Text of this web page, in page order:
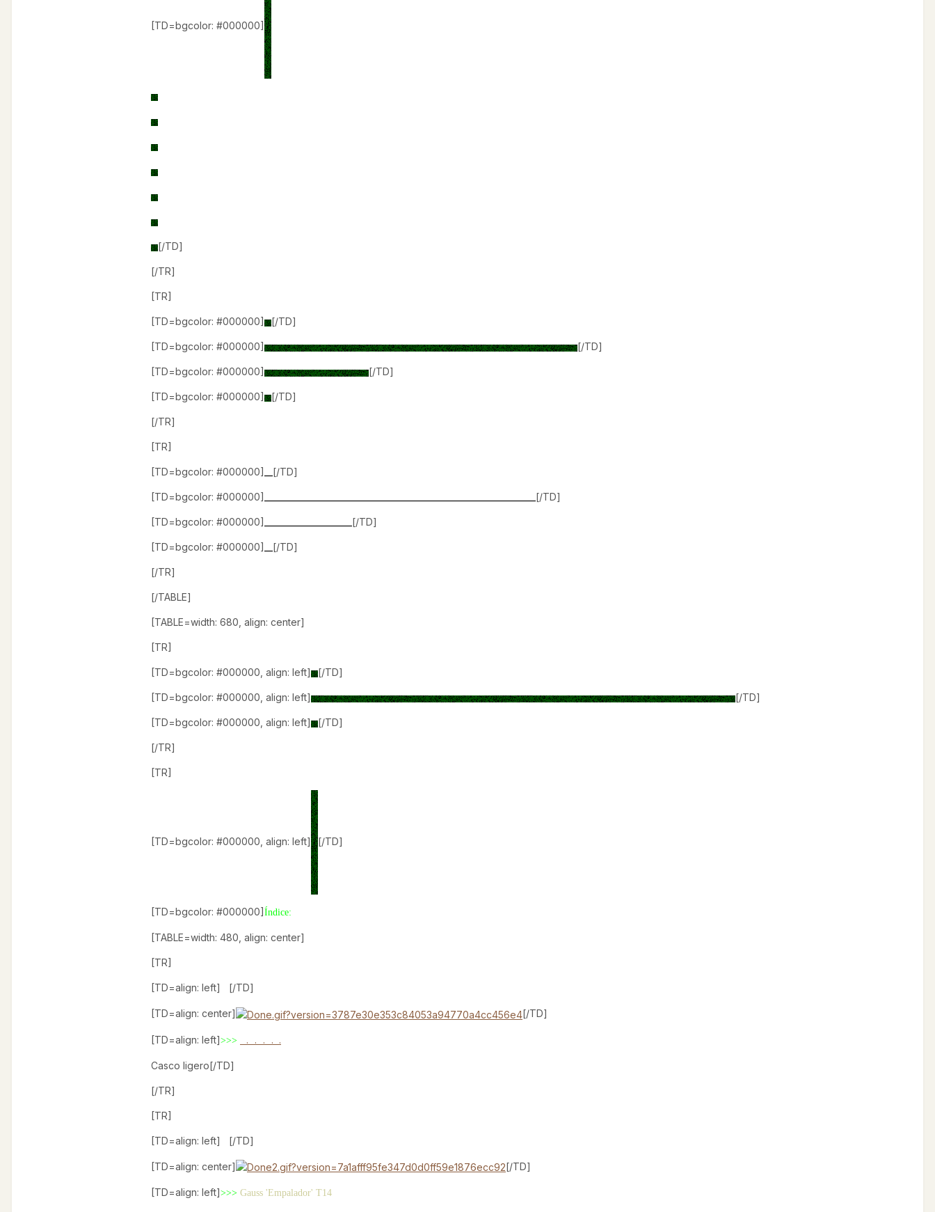
[TD=bgcolor: #000000]
[/TD]
[/TR]
[TR]
[TD=bgcolor: #000000] [/TD]
[TD=bgcolor: #000000] [/TD]
[TD=bgcolor: #000000] [/TD]
[TD=bgcolor: #000000] [/TD]
[/TR]
[TR]
[TD=bgcolor: #000000] [/TD]
[TD=bgcolor: #000000] [/TD]
[TD=bgcolor: #000000] [/TD]
[TD=bgcolor: #000000] [/TD]
[/TR]
[/TABLE]
[TABLE=width: 680, align: center]
[TR]
[TD=bgcolor: #000000, align: left] [/TD]
[TD=bgcolor: #000000, align: left] [/TD]
[TD=bgcolor: #000000, align: left] [/TD]
[/TR]
[TR]
[TD=bgcolor: #000000, align: left] [/TD]
[TD=bgcolor: #000000] Índice:
[TABLE=width: 480, align: center]
[TR]
[TD=align: left] [/TD]
[TD=align: center] [/TD]
[TD=align: left]>>> . . . . .
Casco ligero[/TD]
[/TR]
[TR]
[TD=align: left] [/TD]
[TD=align: center] [/TD]
[TD=align: left]>>> Gauss 'Empalador' T14